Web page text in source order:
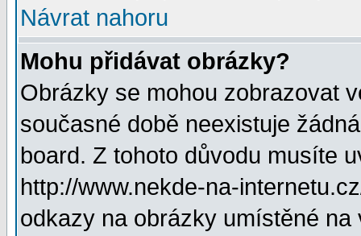
Návrat nahoru
Mohu přidávat obrázky?
Obrázky se mohou zobrazovat
současné době neexistuje
board. Z tohoto důvodu musíte
http://www.nekde-na-
odkazy na obrázky umístěné